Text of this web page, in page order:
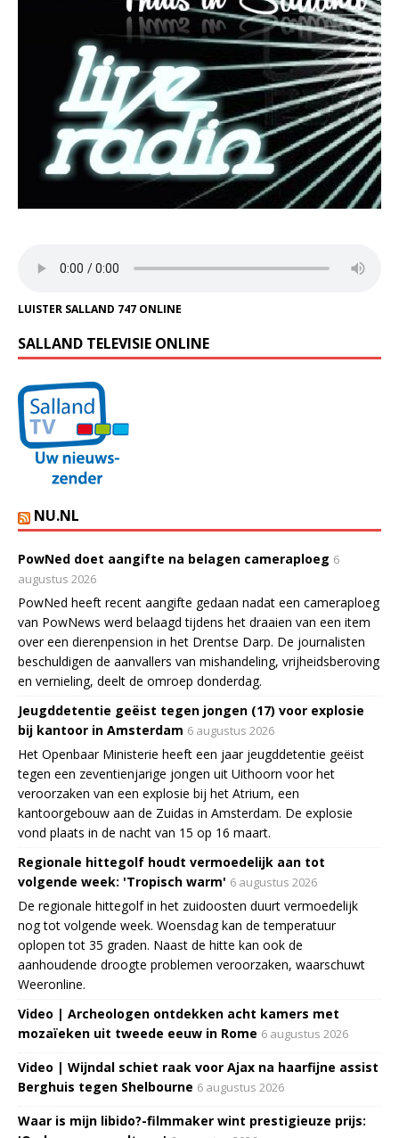
LUISTER SALLAND 747 ONLINE
SALLAND TELEVISIE ONLINE
NU.NL
PowNed doet aangifte na belagen cameraploeg 6
augustus 2026
PowNed heeft recent aangifte gedaan nadat een cameraploeg
van PowNews werd belaagd tijdens het draaien van een item
over een dierenpension in het Drentse Darp. De journalisten
beschuldigen de aanvallers van mishandeling, vrijheidsberoving
en vernieling, deelt de omroep donderdag.
Jeugddetentie geëist tegen jongen (17) voor explosie
bij kantoor in Amsterdam 6 augustus 2026
Het Openbaar Ministerie heeft een jaar jeugddetentie geëist
tegen een zeventienjarige jongen uit Uithoorn voor het
veroorzaken van een explosie bij het Atrium, een
kantoorgebouw aan de Zuidas in Amsterdam. De explosie
vond plaats in de nacht van 15 op 16 maart.
Regionale hittegolf houdt vermoedelijk aan tot
volgende week: 'Tropisch warm' 6 augustus 2026
De regionale hittegolf in het zuidoosten duurt vermoedelijk
nog tot volgende week. Woensdag kan de temperatuur
oplopen tot 35 graden. Naast de hitte kan ook de
aanhoudende droogte problemen veroorzaken, waarschuwt
Weeronline.
Video | Archeologen ontdekken acht kamers met
mozaïeken uit tweede eeuw in Rome 6 augustus 2026
Video | Wijndal schiet raak voor Ajax na haarfijne assist
Berghuis tegen Shelbourne 6 augustus 2026
Waar is mijn libido?-filmmaker wint prestigieuze prijs: